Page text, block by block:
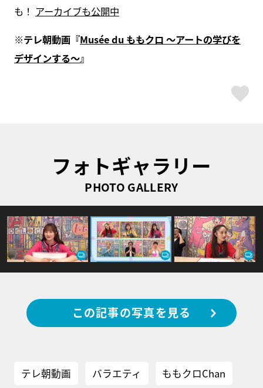
も！ アーカイブも公開中
※テレ朝動画『Musée du ももクロ ～アートの学びを
デザインする～』
フォトギャラリー
PHOTO GALLERY
この記事の写真を見る
テレ朝動画 バラエティ ももクロChan